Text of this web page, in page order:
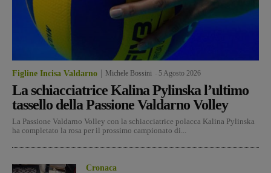
Figline Incisa Valdarno Michele Bossini 5 Agosto 2026
La schiacciatrice Kalina Pylinska l’ultimo
tassello della Passione Valdarno Volley
La Passione Valdarno Volley con la schiacciatrice polacca Kalina Pylinska
ha completato la rosa per il prossimo campionato di...
Cronaca